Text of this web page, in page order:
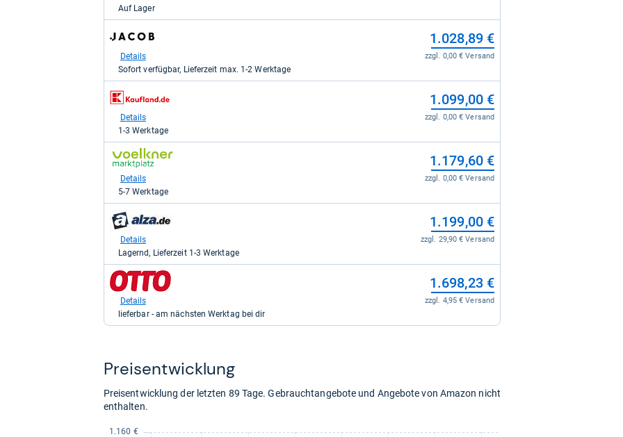
969,00
kaufen.
Auf Lager
zum
Shop:
Jacob
Elektronik
für
kaufen.
1.028,89 €
zzgl. 0,00 € Versand
Details
Sofort verfügbar, Lieferzeit max. 1-2 Werktage
zum
Shop:
Kaufland
1.099,00
kaufen.
1.099,00 €
zzgl. 0,00 € Versand
Details
1-3 Werktage
zum
Shop:
voelkner
Marktplatz
1.179,60
kaufen.
1.179,60 €
zzgl. 0,00 € Versand
Details
5-7 Werktage
zum
Shop:
alza.de
für
1.199,00
kaufen.
1.199,00 €
zzgl. 29,90 € Versand
Details
Lagernd, Lieferzeit 1-3 Werktage
zum
Shop:
Otto.de
für
1.698,23 €
zzgl. 4,95 € Versand
Details
lieferbar - am nächsten Werktag bei dir
Preis­ent­wick­lung
Preisentwicklung der letzten 89 Tage. Gebrauchtangebote und Angebote von Amazon nicht
enthalten.